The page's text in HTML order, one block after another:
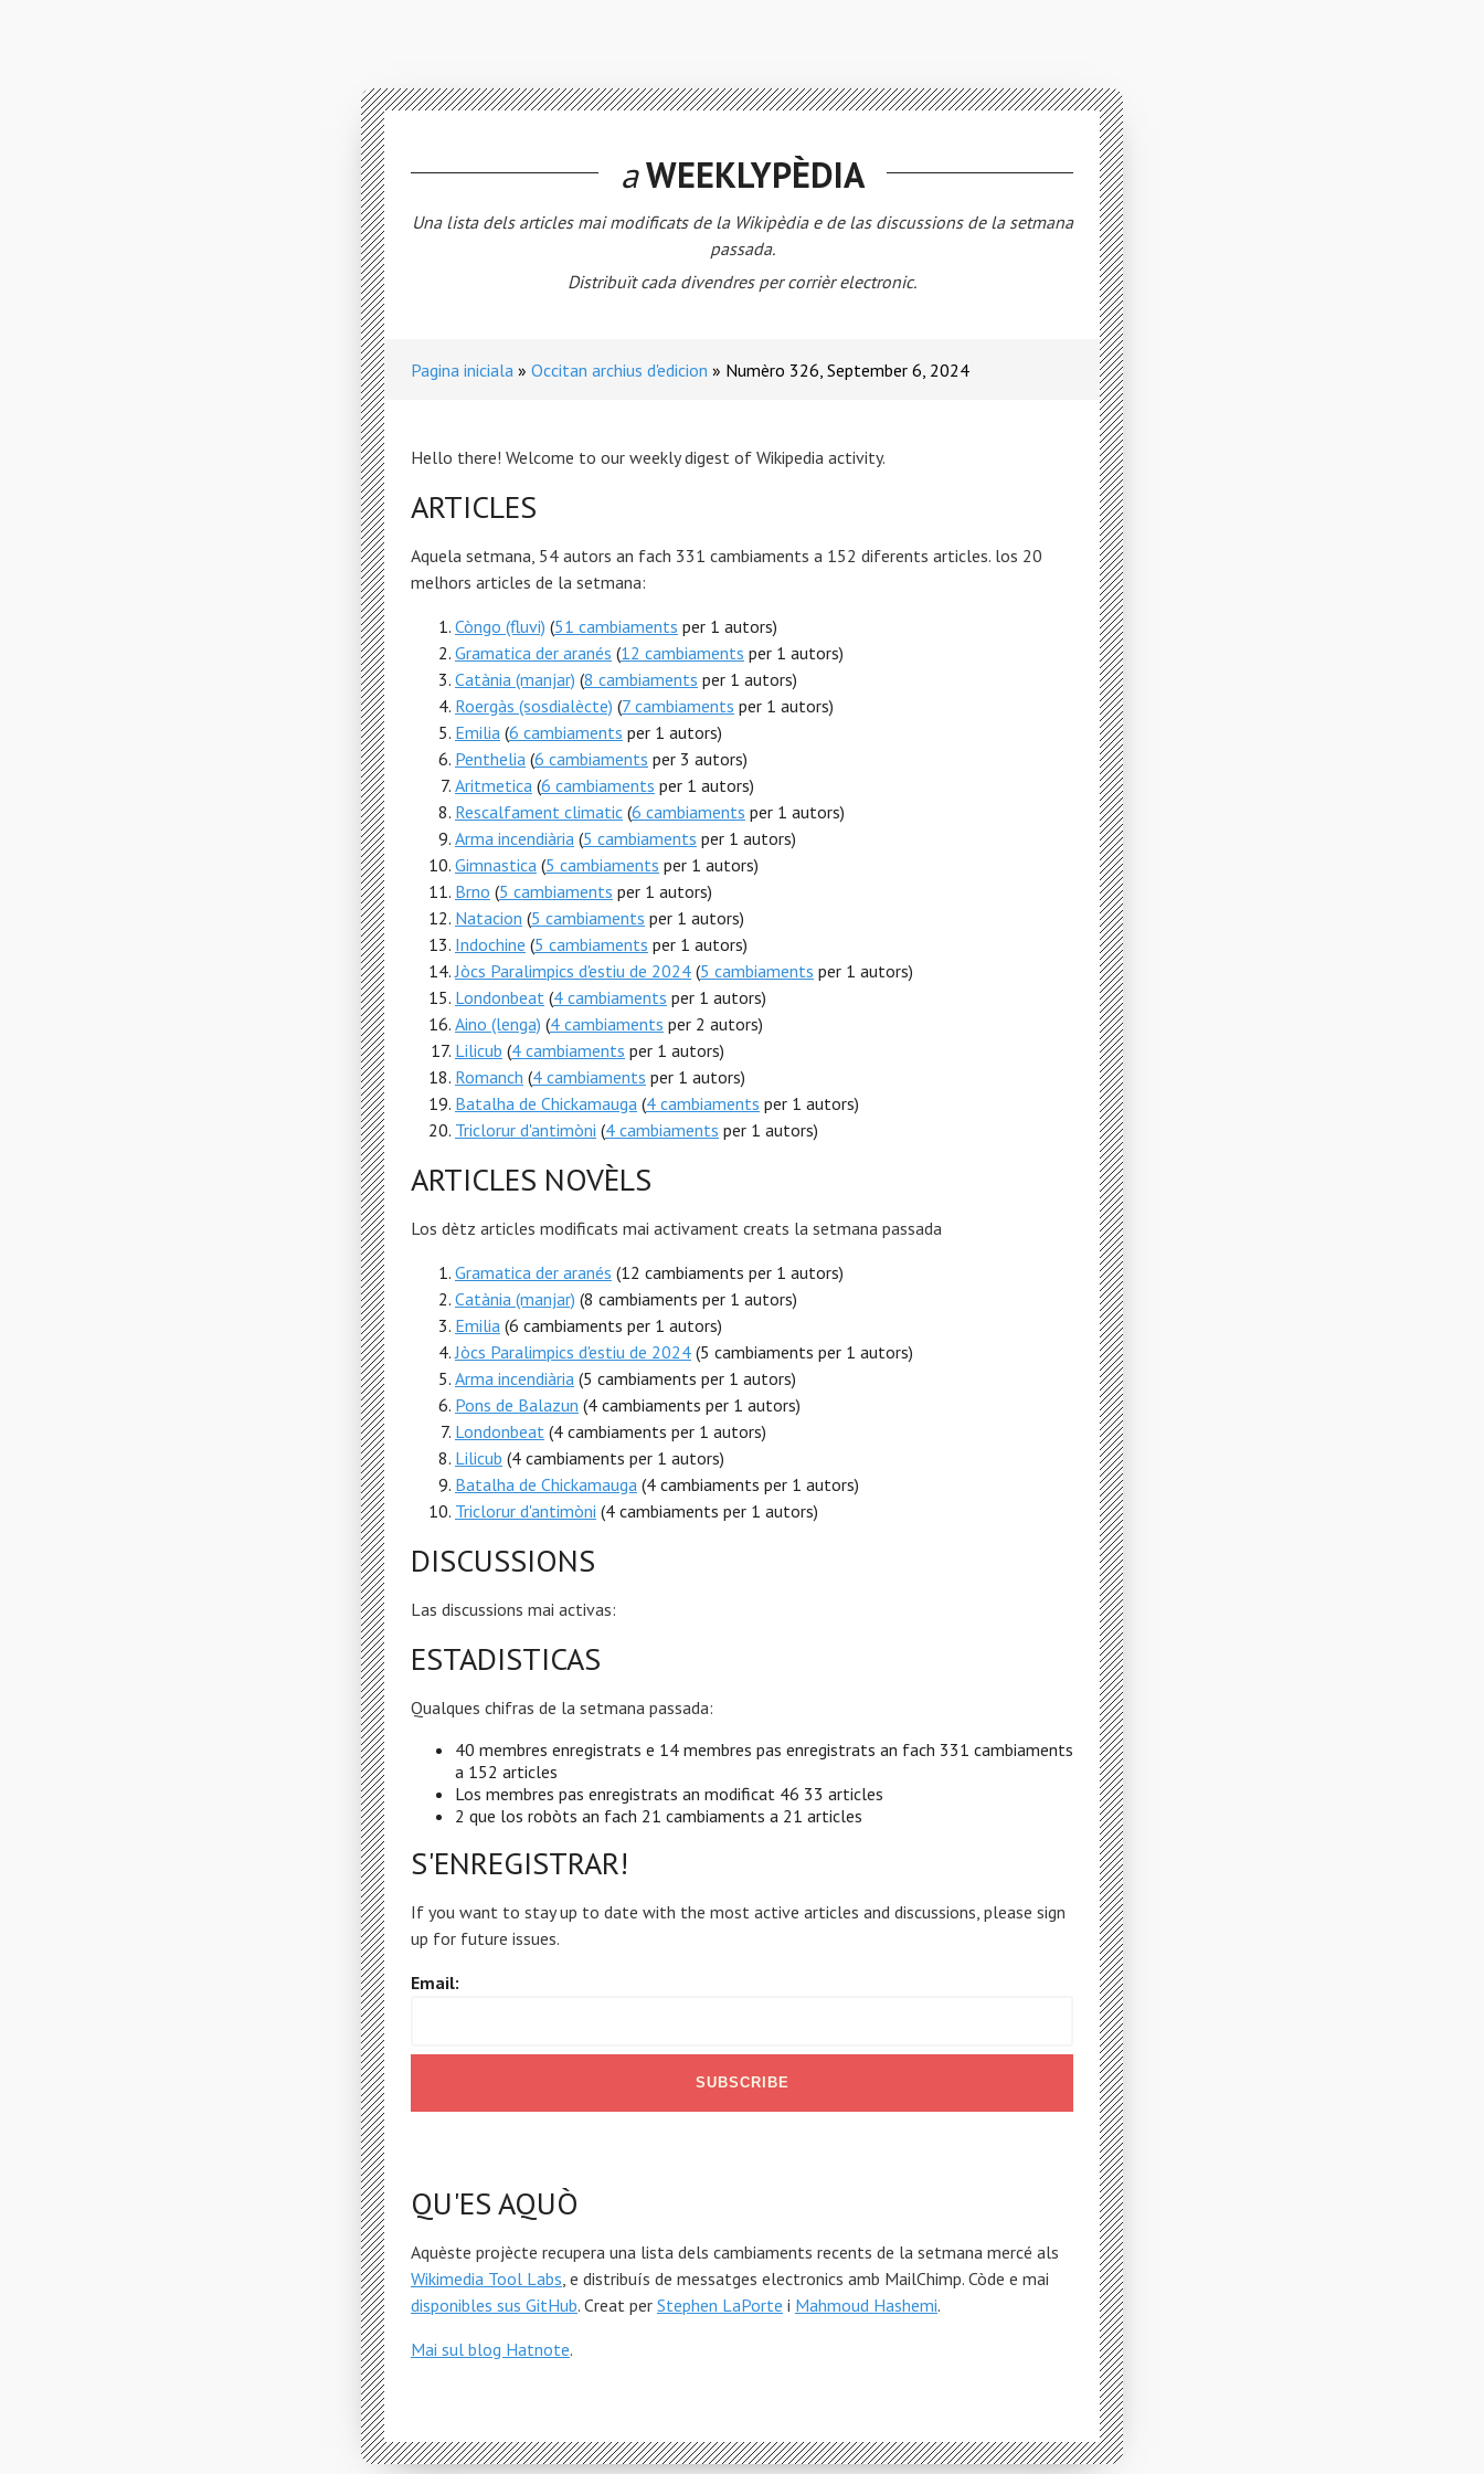
aWEEKLYPÈDIA
Una lista dels articles mai modificats de la Wikipèdia e de las discussions de la setmana
passada.
Distribuït cada divendres per corrièr electronic.
Pagina iniciala Occitan archius d'edicion Numèro 326, September 6, 2024
Hello there! Welcome to our weekly digest of Wikipedia activity.
ARTICLES
Aquela setmana, 54 autors an fach 331 cambiaments a 152 diferents articles. los 20
melhors articles de la setmana:
Còngo (fluvi) (51 cambiaments per 1 autors)
Gramatica der aranés (12 cambiaments per 1 autors)
Catània (manjar) (8 cambiaments per 1 autors)
Roergàs (sosdialècte) (7 cambiaments per 1 autors)
Emilia (6 cambiaments per 1 autors)
Penthelia (6 cambiaments per 3 autors)
Aritmetica (6 cambiaments per 1 autors)
Rescalfament climatic (6 cambiaments per 1 autors)
Arma incendiària (5 cambiaments per 1 autors)
Gimnastica (5 cambiaments per 1 autors)
Brno (5 cambiaments per 1 autors)
Natacion (5 cambiaments per 1 autors)
Indochine (5 cambiaments per 1 autors)
Jòcs Paralimpics d'estiu de 2024 (5 cambiaments per 1 autors)
Londonbeat (4 cambiaments per 1 autors)
Aino (lenga) (4 cambiaments per 2 autors)
Lilicub (4 cambiaments per 1 autors)
Romanch (4 cambiaments per 1 autors)
Batalha de Chickamauga (4 cambiaments per 1 autors)
Triclorur d'antimòni (4 cambiaments per 1 autors)
ARTICLES NOVÈLS
Los dètz articles modificats mai activament creats la setmana passada
Gramatica der aranés (12 cambiaments per 1 autors)
Catània (manjar) (8 cambiaments per 1 autors)
Emilia (6 cambiaments per 1 autors)
Jòcs Paralimpics d'estiu de 2024 (5 cambiaments per 1 autors)
Arma incendiària (5 cambiaments per 1 autors)
Pons de Balazun (4 cambiaments per 1 autors)
Londonbeat (4 cambiaments per 1 autors)
Lilicub (4 cambiaments per 1 autors)
Batalha de Chickamauga (4 cambiaments per 1 autors)
Triclorur d'antimòni (4 cambiaments per 1 autors)
DISCUSSIONS
Las discussions mai activas:
ESTADISTICAS
Qualques chifras de la setmana passada:
40 membres enregistrats e 14 membres pas enregistrats an fach 331 cambiaments
a 152 articles
Los membres pas enregistrats an modificat 46 33 articles
2 que los robòts an fach 21 cambiaments a 21 articles
S'ENREGISTRAR!
If you want to stay up to date with the most active articles and discussions, please sign
up for future issues.
Email:
QU'ES AQUÒ
Aquèste projècte recupera una lista dels cambiaments recents de la setmana mercé als
Wikimedia Tool Labs, e distribuís de messatges electronics amb MailChimp. Còde e mai
disponibles sus GitHub. Creat per Stephen LaPorte i Mahmoud Hashemi.
Mai sul blog Hatnote.